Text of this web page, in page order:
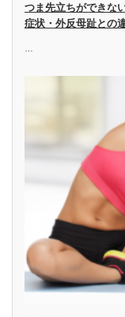
つま先立ちができな
症状・外反母趾との